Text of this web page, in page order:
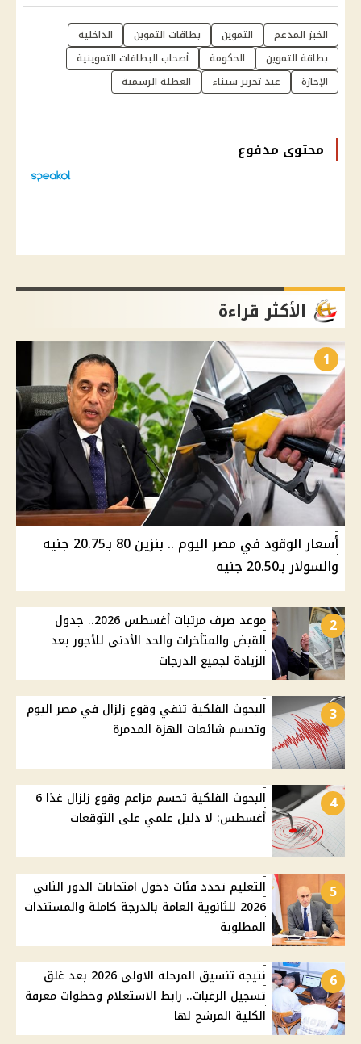
الخبز المدعم التموين بطاقات التموين
الداخلية
بطاقة التموين
الحكومة
أصحاب البطاقات التموينية
الإجازة
عيد تحرير سيناء العطلة الرسمية
محتوى مدفوع
الأكثر قراءة
1
أسعار الوقود في مصر اليوم .. بنزين 80 بـ20.75 جنيه
والسولار بـ20.50 جنيه
2
موعد صرف مرتبات أغسطس 2026.. جدول
القبض والمتأخرات والحد الأدنى للأجور بعد
الزيادة لجميع الدرجات
3
البحوث الفلكية تنفي وقوع زلزال في مصر اليوم
وتحسم شائعات الهزة المدمرة
4
البحوث الفلكية تحسم مزاعم وقوع زلزال غدًا 6
أغسطس: لا دليل علمي على التوقعات
5
التعليم تحدد فئات دخول امتحانات الدور الثاني
2026 للثانوية العامة بالدرجة كاملة والمستندات
المطلوبة
6
نتيجة تنسيق المرحلة الاولى 2026 بعد غلق
تسجيل الرغبات.. رابط الاستعلام وخطوات معرفة
الكلية المرشح لها